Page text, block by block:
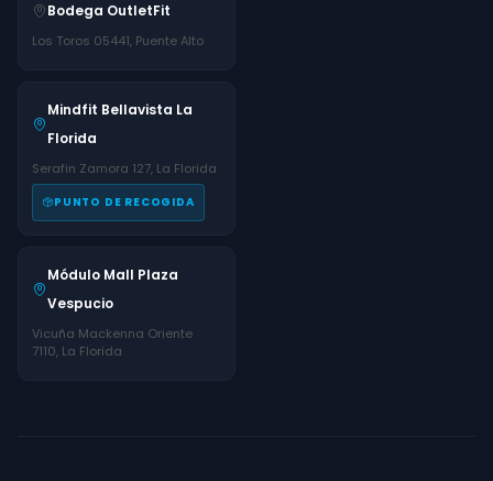
Bodega OutletFit
Los Toros 05441, Puente Alto
Mindfit Bellavista La
Florida
Serafin Zamora 127, La Florida
PUNTO DE RECOGIDA
Módulo Mall Plaza
Vespucio
Vicuña Mackenna Oriente
7110, La Florida